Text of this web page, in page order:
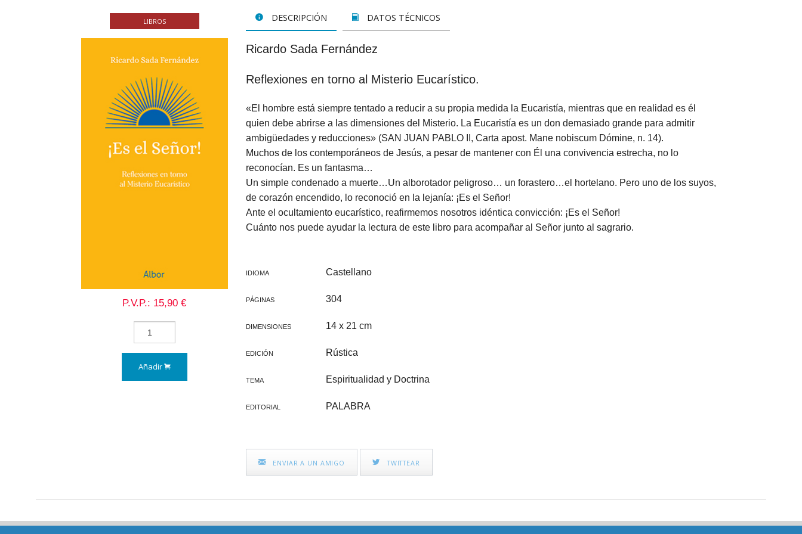
DOCUMENTALES
JUVENIL
SAN JOSEMARÍA
EDUCACIÓN Y FAMILIA
CATEQUESIS
PAPA FRANCISCO
ÁLVARO DEL PORTILLO
CINE FAMILIAR
INFANTIL Y JUVENIL
PARA REZAR...
ESPIRITUALIDAD Y DOCTRINA
AÑO DE LA FE
EDUCACIÓN Y FAMILIA
INFANTIL
JUVENIL
HAGIOGRAFÍA Y BIOGRAFIAS
IGLESIA Y PAPAS
CATEQUESIS
VARIOS
PAPA FRANCISCO
ÁLVARO DEL PORTILLO
VOCACIONES
NOVELA
JUEGOS CATÓLICOS
CHRISTMAS
MISALES
EBOOKS
SUSCRIPCION DIGITAL
LIBROS
P.V.P.: 15,90 €
Añadir
DESCRIPCIÓN DATOS TÉCNICOS
Ricardo Sada Fernández
Reflexiones en torno al Misterio Eucarístico.
«El hombre está siempre tentado a reducir a su propia medida la Eucaristía, mientras que en realidad es él
quien debe abrirse a las dimensiones del Misterio. La Eucaristía es un don demasiado grande para admitir
ambigüedades y reducciones» (SAN JUAN PABLO II, Carta apost. Mane nobiscum Dómine, n. 14).
Muchos de los contemporáneos de Jesús, a pesar de mantener con Él una convivencia estrecha, no lo
reconocían. Es un fantasma…
Un simple condenado a muerte…Un alborotador peligroso… un forastero…el hortelano. Pero uno de los suyos,
de corazón encendido, lo reconoció en la lejanía: ¡Es el Señor!
Ante el ocultamiento eucarístico, reafirmemos nosotros idéntica convicción: ¡Es el Señor!
Cuánto nos puede ayudar la lectura de este libro para acompañar al Señor junto al sagrario.
IDIOMA Castellano
PÁGINAS 304
DIMENSIONES 14 x 21 cm
EDICIÓN Rústica
TEMA Espiritualidad y Doctrina
EDITORIAL PALABRA
ENVIAR A UN AMIGO TWITTEAR